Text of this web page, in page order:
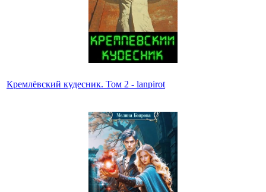
Кремлёвский кудесник. Том 2 - lanpirot